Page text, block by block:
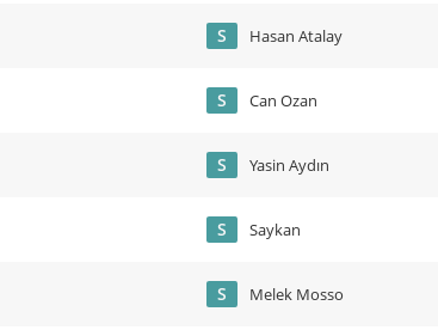
S Hasan Atalay
S Can Ozan
S Yasin Aydın
S Saykan
S Melek Mosso